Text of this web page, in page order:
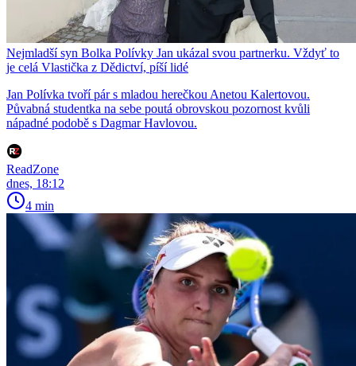
Nejmladší syn Bolka Polívky Jan ukázal svou partnerku. Vždyť to
je celá Vlastička z Dědictví, píší lidé
Jan Polívka tvoří pár s mladou herečkou Anetou Kalertovou.
Půvabná studentka na sebe poutá obrovskou pozornost kvůli
nápadné podobě s Dagmar Havlovou.
ReadZone
dnes, 18:12
4 min